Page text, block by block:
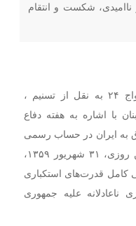
شکست و انتقام
به گزارش پایگاه خبری – تحلیلی رواج ۲۴ به نقل از تسنیم ،
با اشاره به هفته دفاع
به ایران در حساب رسمی
خود در برنامه ایکس نوشت: در چنین روزی، ۳۱ شهریور ۱۳۵۹،
کامل قدرت‌های استکباری
ناعادلانه علیه جمهوری